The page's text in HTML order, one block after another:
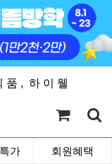
품 , 하 이 웰
가 회원혜택